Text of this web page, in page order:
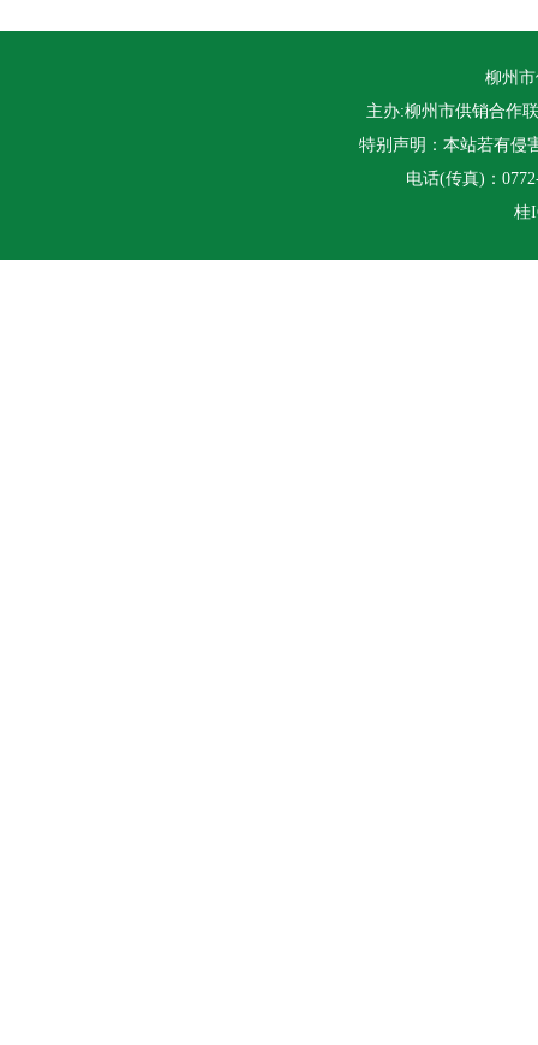
柳州
主办:柳州市供销合作
特别声明：本站若有侵
电话(传真)：
桂